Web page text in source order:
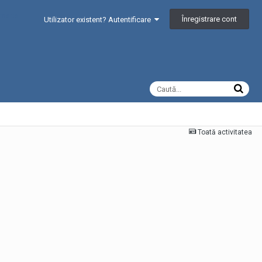
Utilizator existent? Autentificare Înregistrare cont
Toată activitatea